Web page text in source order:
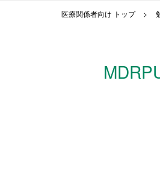
医療関係者向け トップ